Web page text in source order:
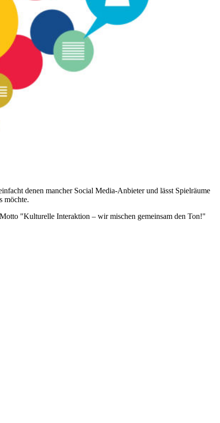
denen mancher Social Media-Anbieter und lässt Spielräume
möchte.
"Kulturelle Interaktion – wir mischen gemeinsam den Ton!"